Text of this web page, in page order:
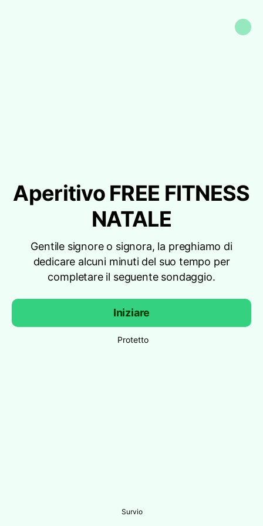
Aperitivo FREE FITNESS
NATALE
Gentile signore o signora, la preghiamo di
dedicare alcuni minuti del suo tempo per
completare il seguente sondaggio.
Iniziare
Protetto
Survio